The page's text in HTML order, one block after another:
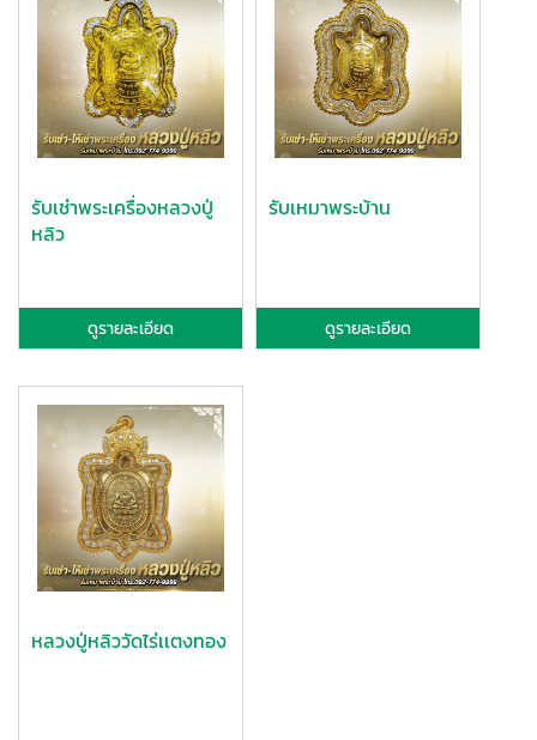
รับเช่าพระเครื่องหลวงปู่
หลิว
ดูรายละเอียด
รับเหมาพระบ้าน
ดูรายละเอียด
หลวงปู่หลิววัดไร่เเตงทอง